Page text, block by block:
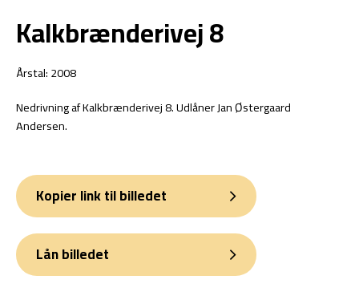
Kalkbrænderivej 8
Årstal: 2008
Nedrivning af Kalkbrænderivej 8. Udlåner Jan Østergaard
Andersen.
Kopier link til billedet
Lån billedet